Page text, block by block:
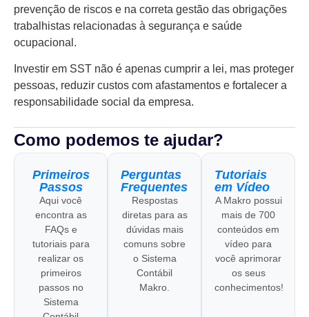
prevenção de riscos e na correta gestão das obrigações
trabalhistas relacionadas à segurança e saúde
ocupacional.
Investir em SST não é apenas cumprir a lei, mas proteger
pessoas, reduzir custos com afastamentos e fortalecer a
responsabilidade social da empresa.
Como podemos te ajudar?
Primeiros
Passos
Aqui você
encontra as
FAQs e
tutoriais para
realizar os
primeiros
passos no
Sistema
Perguntas
Frequentes
Respostas
diretas para as
dúvidas mais
comuns sobre
o Sistema
Contábil
Makro.
Tutoriais
em Vídeo
A Makro possui
mais de 700
conteúdos em
vídeo para
você aprimorar
os seus
conhecimentos!